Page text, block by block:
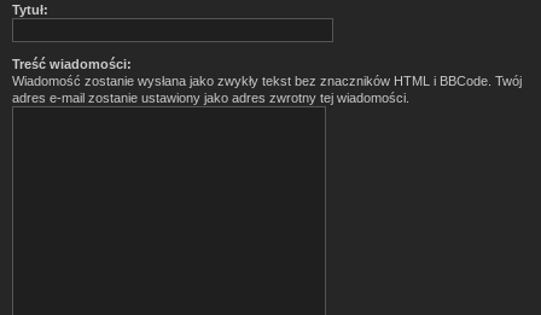
Tytuł:
Treść wiadomości:
Wiadomość zostanie wysłana jako zwykły tekst bez znaczników HTML i BBCode. Twój
adres e-mail zostanie ustawiony jako adres zwrotny tej wiadomości.